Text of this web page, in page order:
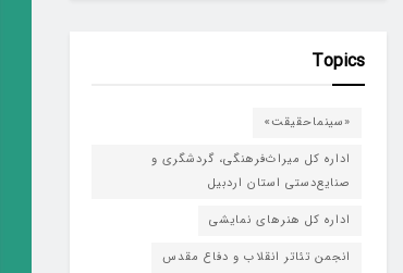
Topics
«سینماحقیقت»
اداره کل میراث‌فرهنگی، گردشگری و
صنایع‌دستی استان اردبیل
اداره کل هنرهای نمایشی
انجمن تئاتر انقلاب و دفاع مقدس